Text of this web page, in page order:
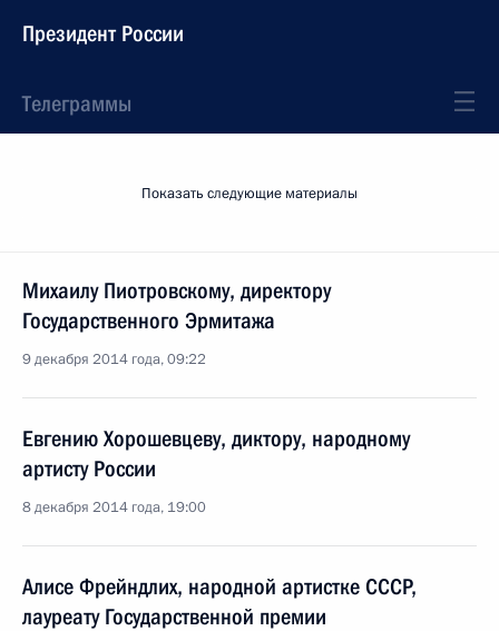
Президент России
Телеграммы
Показать следующие материалы
Михаилу Пиотровскому, директору
Государственного Эрмитажа
9 декабря 2014 года, 09:22
Евгению Хорошевцеву, диктору, народному
артисту России
8 декабря 2014 года, 19:00
Алисе Фрейндлих, народной артистке СССР,
лауреату Государственной премии